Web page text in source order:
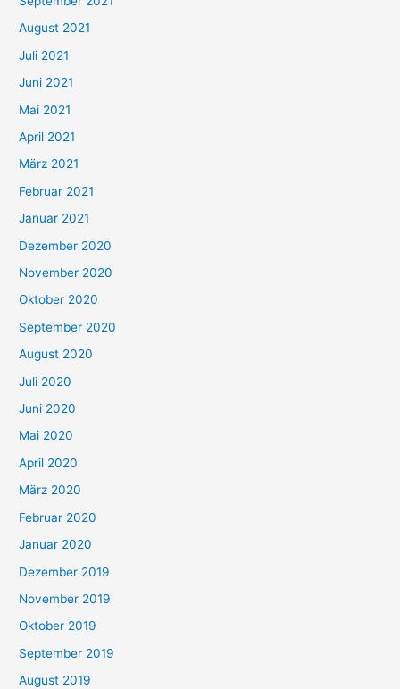
n
n
a
c
h
:
August 2021
Juli 2021
Juni 2021
Mai 2021
April 2021
März 2021
Februar 2021
Januar 2021
Dezember 2020
November 2020
Oktober 2020
September 2020
August 2020
Juli 2020
Juni 2020
Mai 2020
April 2020
März 2020
Februar 2020
Januar 2020
Dezember 2019
November 2019
Oktober 2019
September 2019
August 2019